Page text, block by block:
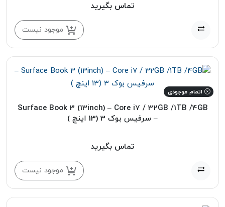
تماس بگیرید
موجود نیست
اتمام موجودی
Surface Book 3 (13inch) – Core i7 / 32GB /1TB /4GB
– سرفیس بوک 3 (13 اینچ )
تماس بگیرید
موجود نیست